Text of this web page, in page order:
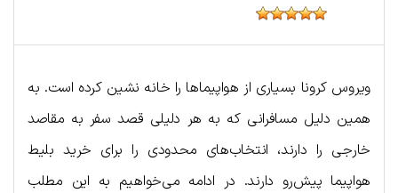
ویروس کرونا بسیاری از هواپیماها را خانه نشین کرده است. به
همین دلیل مسافرانی که به هر دلیلی قصد سفر به مقاصد
خارجی را دارند، انتخاب‌های محدودی را برای خرید بلیط
هواپیما پیش‌رو دارند. در ادامه می‌خواهیم به این مطلب